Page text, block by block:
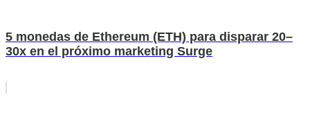
5 monedas de Ethereum (ETH) para disparar 20–
30x en el próximo marketing Surge